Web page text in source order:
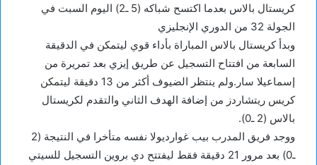
كريستال بالاس بعدما اكتسح شباكه (5 ـ2) اليوم السبت في
الجولة 32 من الدوري الإنجليزي
وبدأ كريستال بالاس المباراة بأداء قوي ليتمكن في الدقيقة
السابعة من افتتاح التسجيل عن طريق إيزي بعد تمريرة من
إسماعيلا سار.ولم ينتظر الضيوف أكثر من 13 دقيقة ليتمكن
كريس ريتشاردز من إضافة الهدف الثاني والتقدم لكريستال
بالاس (2 ـ0).
ووجد فريق المدرب بيب غوارديولا نفسه متأخرا في النتيجة (2
ـ0) بعد مرور 21 دقيقة فقط ليفتتح دي بروين التسجيل للسيتي